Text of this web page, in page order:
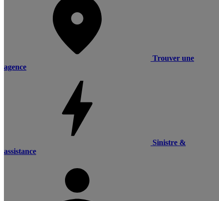
Trouver une
agence
Sinistre &
assistance